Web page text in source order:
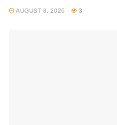
AUGUST 8, 2026 3